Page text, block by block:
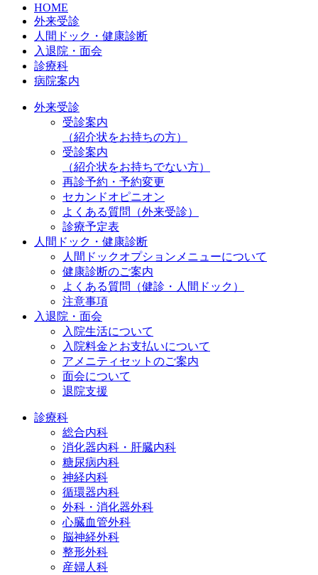
HOME
外来受診
人間ドック・健康診断
入退院・面会
診療科
病院案内
外来受診
受診案内
（紹介状をお持ちの方）
受診案内
（紹介状をお持ちでない方）
再診予約・予約変更
セカンドオピニオン
よくある質問（外来受診）
診療予定表
人間ドック・健康診断
人間ドックオプションメニューについて
健康診断のご案内
よくある質問（健診・人間ドック）
注意事項
入退院・面会
入院生活について
入院料金とお支払いについて
アメニティセットのご案内
面会について
退院支援
診療科
総合内科
消化器内科・肝臓内科
糖尿病内科
神経内科
循環器内科
外科・消化器外科
心臓血管外科
脳神経外科
整形外科
産婦人科